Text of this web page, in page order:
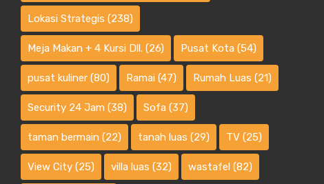
Lokasi Strategis (238)
Meja Makan + 4 Kursi Dll. (26) Pusat Kota (54)
pusat kuliner (80) Ramai (47) Rumah Luas (21)
Security 24 Jam (38) Sofa (37)
taman bermain (22) tanah luas (29) TV (25)
View City (25) villa luas (32) wastafel (82)